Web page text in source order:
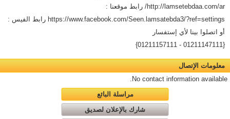
http://lamsetebdaa.com/ar/ رابط موقعنا :
https://www.facebook.com/Seen.lamsatebda3/?ref=settings رابط الفيس :
أو اتصلوا بينا لأي إستفسار
{01211147111 - 01211157111}
معلومات الإتصال
No contact information available.
مراسلة البائع
شارك بالإعلان لصديق